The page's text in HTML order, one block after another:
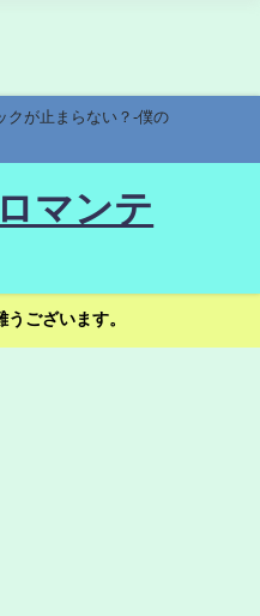
クが止まらない？-僕の
マンテ
ございます。